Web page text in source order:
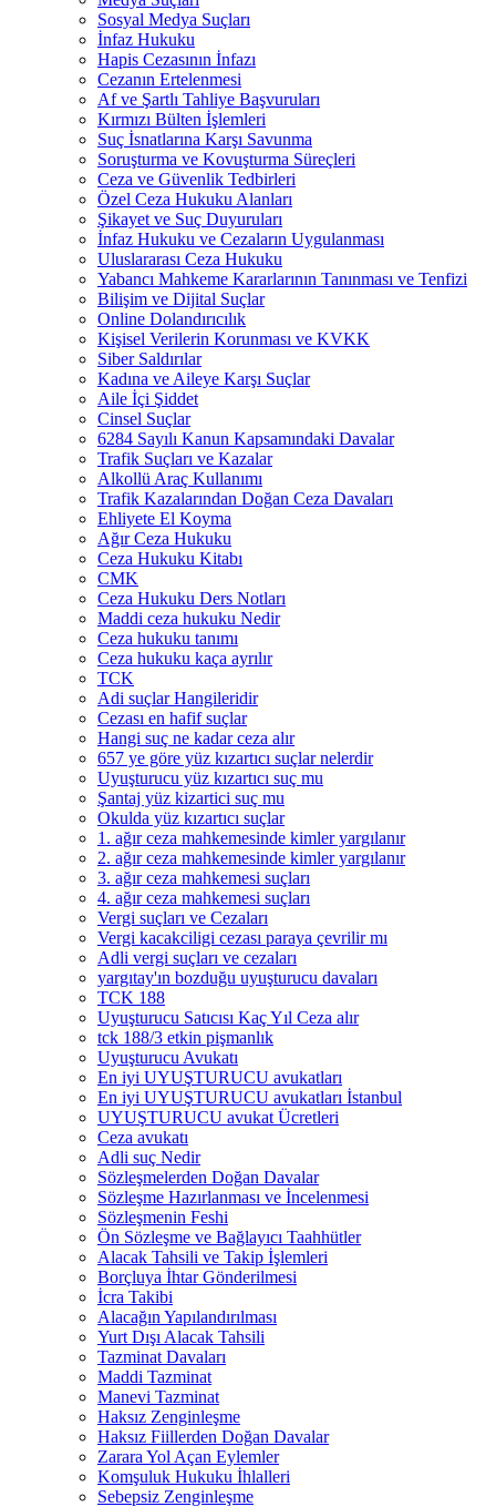
Sosyal Medya Suçları
İnfaz Hukuku
Hapis Cezasının İnfazı
Cezanın Ertelenmesi
Af ve Şartlı Tahliye Başvuruları
Kırmızı Bülten İşlemleri
Suç İsnatlarına Karşı Savunma
Soruşturma ve Kovuşturma Süreçleri
Ceza ve Güvenlik Tedbirleri
Özel Ceza Hukuku Alanları
Şikayet ve Suç Duyuruları
İnfaz Hukuku ve Cezaların Uygulanması
Uluslararası Ceza Hukuku
Yabancı Mahkeme Kararlarının Tanınması ve Tenfizi
Bilişim ve Dijital Suçlar
Online Dolandırıcılık
Kişisel Verilerin Korunması ve KVKK
Siber Saldırılar
Kadına ve Aileye Karşı Suçlar
Aile İçi Şiddet
Cinsel Suçlar
6284 Sayılı Kanun Kapsamındaki Davalar
Trafik Suçları ve Kazalar
Alkollü Araç Kullanımı
Trafik Kazalarından Doğan Ceza Davaları
Ehliyete El Koyma
Ağır Ceza Hukuku
Ceza Hukuku Kitabı
CMK
Ceza Hukuku Ders Notları
Maddi ceza hukuku Nedir
Ceza hukuku tanımı
Ceza hukuku kaça ayrılır
TCK
Adi suçlar Hangileridir
Cezası en hafif suçlar
Hangi suç ne kadar ceza alır
657 ye göre yüz kızartıcı suçlar nelerdir
Uyuşturucu yüz kızartıcı suç mu
Şantaj yüz kizartici suç mu
Okulda yüz kızartıcı suçlar
1. ağır ceza mahkemesinde kimler yargılanır
2. ağır ceza mahkemesinde kimler yargılanır
3. ağır ceza mahkemesi suçları
4. ağır ceza mahkemesi suçları
Vergi suçları ve Cezaları
Vergi kacakciligi cezası paraya çevrilir mı
Adli vergi suçları ve cezaları
yargıtay'ın bozduğu uyuşturucu davaları
TCK 188
Uyuşturucu Satıcısı Kaç Yıl Ceza alır
tck 188/3 etkin pişmanlık
Uyuşturucu Avukatı
En iyi UYUŞTURUCU avukatları
En iyi UYUŞTURUCU avukatları İstanbul
UYUŞTURUCU avukat Ücretleri
Ceza avukatı
Adli suç Nedir
Sözleşmelerden Doğan Davalar
Sözleşme Hazırlanması ve İncelenmesi
Sözleşmenin Feshi
Ön Sözleşme ve Bağlayıcı Taahhütler
Alacak Tahsili ve Takip İşlemleri
Borçluya İhtar Gönderilmesi
İcra Takibi
Alacağın Yapılandırılması
Yurt Dışı Alacak Tahsili
Tazminat Davaları
Maddi Tazminat
Manevi Tazminat
Haksız Zenginleşme
Haksız Fiillerden Doğan Davalar
Zarara Yol Açan Eylemler
Komşuluk Hukuku İhlalleri
Sebepsiz Zenginleşme